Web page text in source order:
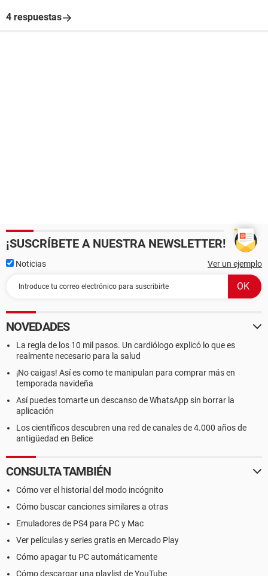
4 respuestas
¡SUSCRÍBETE A NUESTRA NEWSLETTER!
Noticias Ver un ejemplo
NOVEDADES
La regla de los 10 mil pasos. Un cardiólogo explicó lo que es
realmente necesario para la salud
¡No caigas! Así es como te manipulan para comprar más en
temporada navideña
Así puedes tomarte un descanso de WhatsApp sin borrar la
aplicación
Los científicos descubren una red de canales de 4.000 años de
antigüedad en Belice
CONSULTA TAMBIÉN
Cómo ver el historial del modo incógnito
Cómo buscar canciones similares a otras
Emuladores de PS4 para PC y Mac
Ver películas y series gratis en Mercado Play
Cómo apagar tu PC automáticamente
Cómo descargar una playlist de YouTube